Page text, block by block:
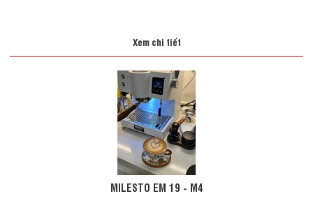
Xem chi tiết
MILESTO EM 19 - M4